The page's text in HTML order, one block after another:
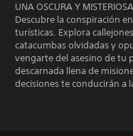
UNA OSCURA Y
Descubre la conspiración
turísticas. Explora
catacumbas olvidadas y
vengarte del asesino de tu
descarnada llena de
decisiones te conducirán a